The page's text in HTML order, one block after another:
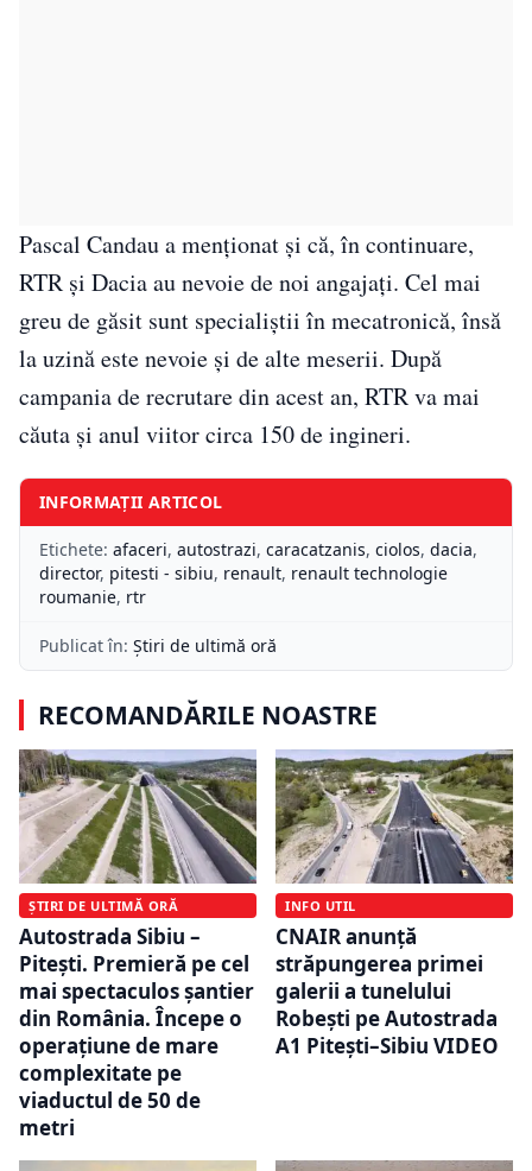
Pascal Candau a menționat și că, în continuare,
RTR și Dacia au nevoie de noi angajați. Cel mai
greu de găsit sunt specialiștii în mecatronică, însă
la uzină este nevoie și de alte meserii. După
campania de recrutare din acest an, RTR va mai
căuta și anul viitor circa 150 de ingineri.
INFORMAȚII ARTICOL
Etichete: afaceri, autostrazi, caracatzanis, ciolos, dacia,
director, pitesti - sibiu, renault, renault technologie
roumanie, rtr
Publicat în: Știri de ultimă oră
RECOMANDĂRILE NOASTRE
ȘTIRI DE ULTIMĂ ORĂ
Autostrada Sibiu –
Pitești. Premieră pe cel
mai spectaculos șantier
din România. Începe o
operațiune de mare
complexitate pe
viaductul de 50 de
metri
INFO UTIL
CNAIR anunță
străpungerea primei
galerii a tunelului
Robești pe Autostrada
A1 Pitești–Sibiu VIDEO